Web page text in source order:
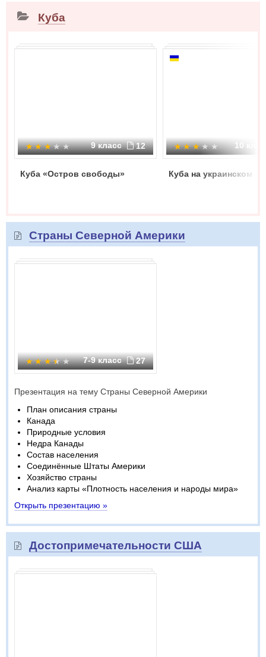
Куба
9 класс 12
Куба «Остров свободы»
10
Куба на украинском
Страны Северной Америки
7-9 класс 27
Презентация на тему Страны Северной Америки
План описания страны
Канада
Природные условия
Недра Канады
Состав населения
Соединённые Штаты Америки
Хозяйство страны
Анализ карты «Плотность населения и народы мира»
Открыть презентацию »
Достопримечательности США